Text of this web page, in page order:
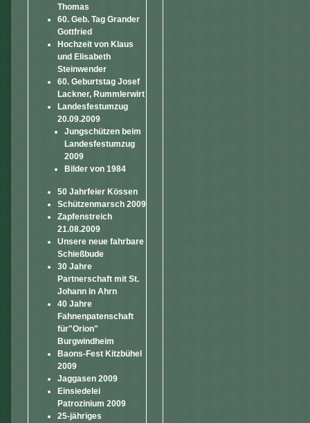
Thomas
60. Geb. Tag Grander
Gottfried
Hochzeit von Klaus
und Elisabeth
Steinwender
60. Geburtstag Josef
Lackner, Rummlerwirt
Landesfestumzug
20.09.2009
Jungschützen beim
Landesfestumzug
2009
Bilder von 1984
50 Jahrfeier Kössen
Schützenmarsch 2009
Zapfenstreich
21.08.2009
Unsere neue fahrbare
Schießbude
30 Jahre
Partnerschaft mit St.
Johann in Ahrn
40 Jahre
Fahnenpatenschaft
für"Orion"
Burgwindheim
Baons-Fest Kitzbühel
2009
Jaggasen 2009
Einsiedelei
Patrozinium 2009
25-jähriges